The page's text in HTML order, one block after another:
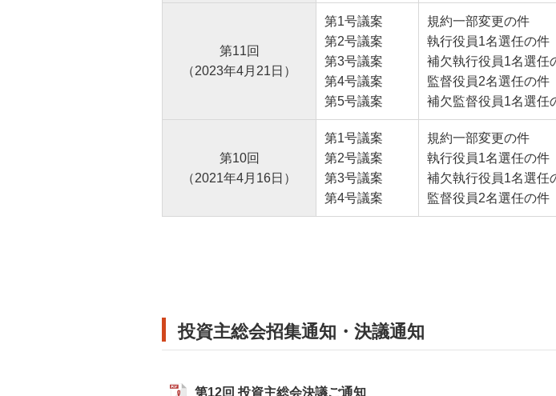
第11回
（2023年4月21日）
第1号議案
第2号議案
第3号議案
第4号議案
第5号議案
規約一部変更の件
執行役員1名選任の件
補欠執行役員1名選任
監督役員2名選任の件
補欠監督役員1名選任
第10回
（2021年4月16日）
第1号議案
第2号議案
第3号議案
第4号議案
規約一部変更の件
執行役員1名選任の件
補欠執行役員1名選任
監督役員2名選任の件
投資主総会招集通知・決議通知
第12回 投資主総会決議ご通知